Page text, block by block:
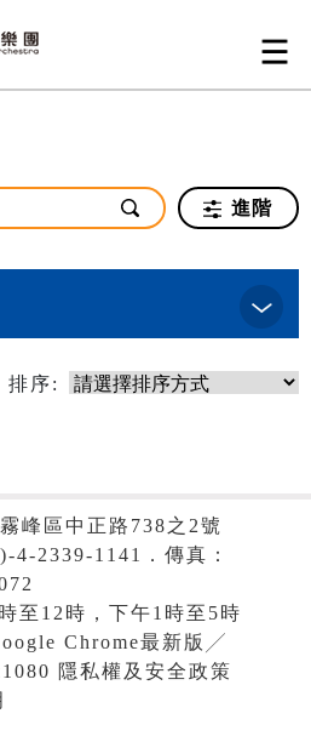
進階
排序:
峰區中正路738之2號
4-2339-1141．傳真：
至12時，下午1時至5時
Chrome最新版╱
隱私權及安全政策